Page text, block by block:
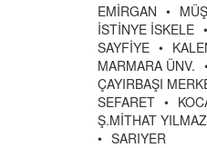
EMİRGAN •
İSTİNYE İSKELE •
SAYFİYE •
MARMARA ÜNV.
ÇAYIRBAŞI
SEFARET •
Ş.MİTHAT
• SARIYER